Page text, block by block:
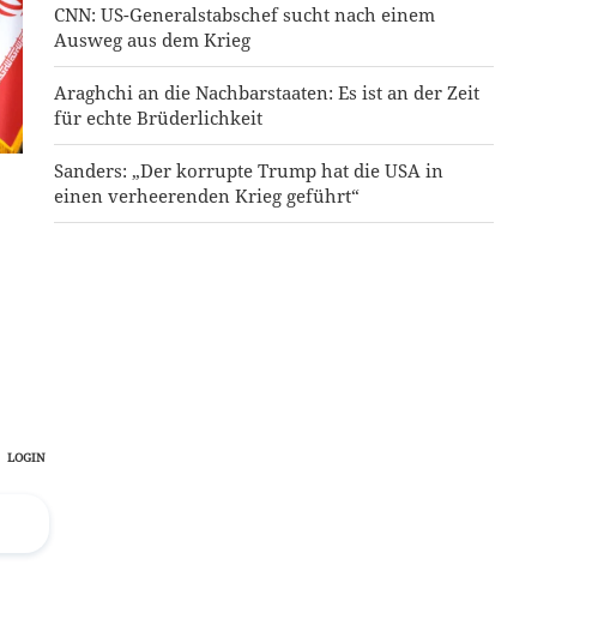
CNN: US-Generalstabschef sucht nach einem
Ausweg aus dem Krieg
Araghchi an die Nachbarstaaten: Es ist an der Zeit
für echte Brüderlichkeit
Sanders: „Der korrupte Trump hat die USA in
einen verheerenden Krieg geführt“